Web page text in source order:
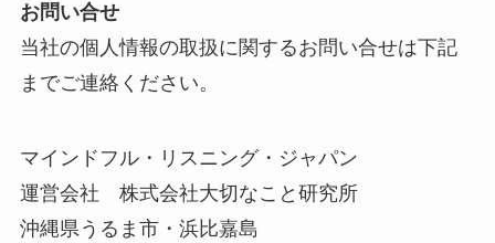
お問い合せ
当社の個人情報の取扱に関するお問い合せは下記
までご連絡ください。
マインドフル・リスニング・ジャパン
運営会社 株式会社大切なこと研究所
沖縄県うるま市・浜比嘉島